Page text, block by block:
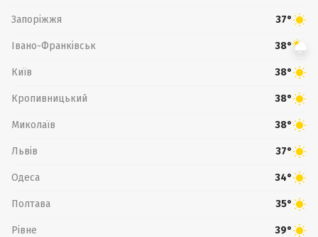
Запоріжжя 37°
Івано-Франківськ 38°
Київ 38°
Кропивницький 38°
Миколаїв 38°
Львів 37°
Одеса 34°
Полтава 35°
Рівне 39°